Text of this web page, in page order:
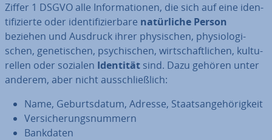
Ziffer 1 DSGVO alle In­for­ma­tio­nen, die sich auf eine iden­
ti­fi­zier­te oder iden­ti­fi­zier­ba­re na­tür­li­che Person
beziehen und Ausdruck ihrer phy­si­schen, phy­sio­lo­gi­
schen, ge­ne­ti­schen, psy­chi­schen, wirt­schaft­li­chen, kul­tu­
rel­len oder sozialen Identität sind. Dazu gehören unter
anderem, aber nicht aus­schließ­lich:
Name, Ge­burts­da­tum, Adresse, Staats­an­ge­hö­rig­keit
Ver­si­che­rungs­num­mern
Bankdaten